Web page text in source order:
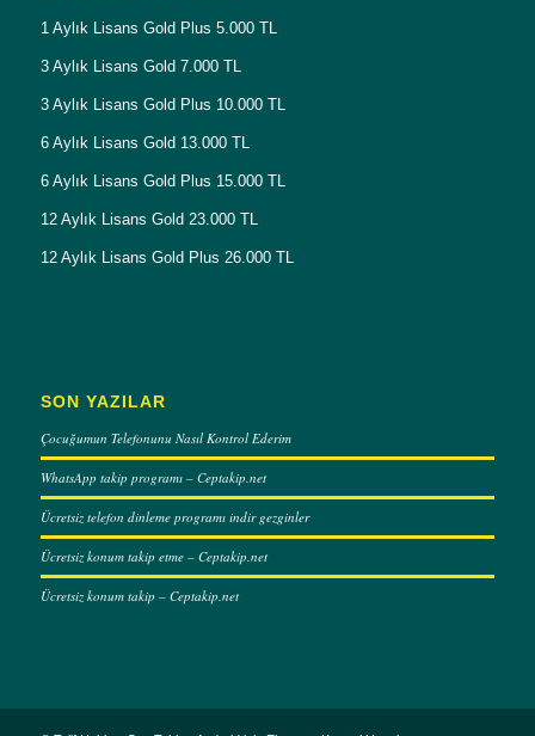
1 Aylık Lisans Gold Plus 5.000 TL
3 Aylık Lisans Gold 7.000 TL
3 Aylık Lisans Gold Plus 10.000 TL
6 Aylık Lisans Gold 13.000 TL
6 Aylık Lisans Gold Plus 15.000 TL
12 Aylık Lisans Gold 23.000 TL
12 Aylık Lisans Gold Plus 26.000 TL
SON YAZILAR
Çocuğumun Telefonunu Nasıl Kontrol Ederim
WhatsApp takip programı – Ceptakip.net
Ücretsiz telefon dinleme programı indir gezginler
Ücretsiz konum takip etme – Ceptakip.net
Ücretsiz konum takip – Ceptakip.net